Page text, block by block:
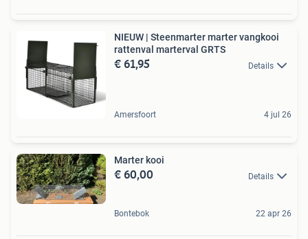
NIEUW | Steenmarter marter vangkooi
rattenval marterval GRTS
€ 61,95 Details
Amersfoort 4 jul 26
Marter kooi
€ 60,00 Details
Bontebok 22 apr 26